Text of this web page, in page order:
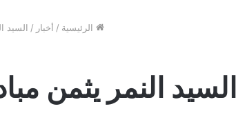
الرئيسية / أخبار / السيد
السيد النمر يثمن